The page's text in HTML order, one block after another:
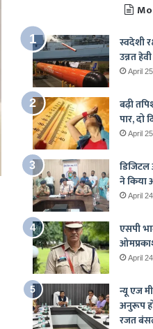
स्वदेशी
उन्नत
April
बढ़ी
पार, दो
April
डिजिटल
ने किया
April
एसपी
April
न्यू एज
अनुरूप
रजत